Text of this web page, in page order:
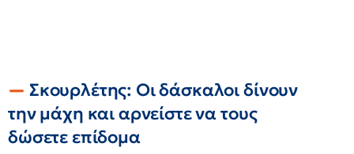
Σκουρλέτης: Οι δάσκαλοι δίνουν
την μάχη και αρνείστε να τους
δώσετε επίδομα